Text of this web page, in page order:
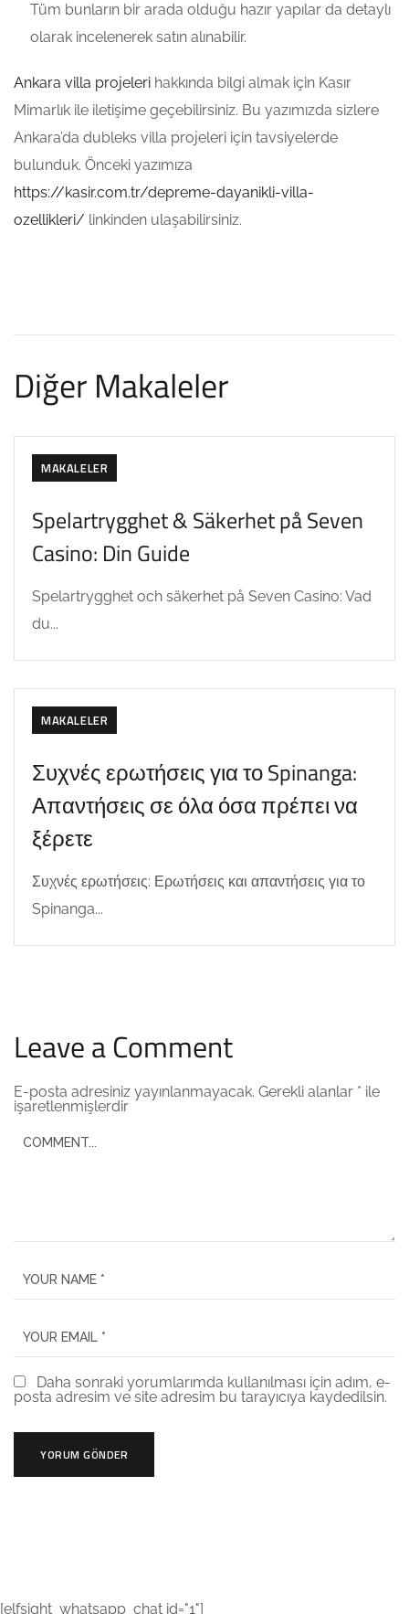
Tüm bunların bir arada olduğu hazır yapılar da detaylı
olarak incelenerek satın alınabilir.
Ankara villa projeleri hakkında bilgi almak için Kasır
Mimarlık ile iletişime geçebilirsiniz. Bu yazımızda sizlere
Ankara’da dubleks villa projeleri için tavsiyelerde
bulunduk. Önceki yazımıza
https://kasir.com.tr/depreme-dayanikli-villa-
ozellikleri/ linkinden ulaşabilirsiniz.
Diğer Makaleler
MAKALELER
Spelartrygghet & Säkerhet på Seven
Casino: Din Guide
Spelartrygghet och säkerhet på Seven Casino: Vad
du...
MAKALELER
Συχνές ερωτήσεις για το Spinanga:
Απαντήσεις σε όλα όσα πρέπει να
ξέρετε
Συχνές ερωτήσεις: Ερωτήσεις και απαντήσεις για το
Spinanga...
Leave a Comment
E-posta adresiniz yayınlanmayacak. Gerekli alanlar * ile
işaretlenmişlerdir
Daha sonraki yorumlarımda kullanılması için adım, e-
posta adresim ve site adresim bu tarayıcıya kaydedilsin.
[elfsight_whatsapp_chat id="1"]